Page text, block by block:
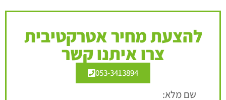
להצעת מחיר אטרקטיבית
צרו איתנו קשר
053-3413894